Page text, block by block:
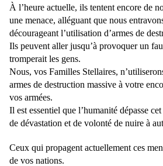
À l’heure actuelle, ils tentent encore de
une menace, alléguant que nous
décourageant l’utilisation d’armes de
Ils peuvent aller jusqu’à provoquer un
tromperait les gens.
Nous, vos Familles Stellaires,
armes de destruction massive à votre
vos armées.
Il est essentiel que l’humanité dépasse
de dévastation et de volonté de nuire à
Ceux qui propagent actuellement ces
de vos nations.